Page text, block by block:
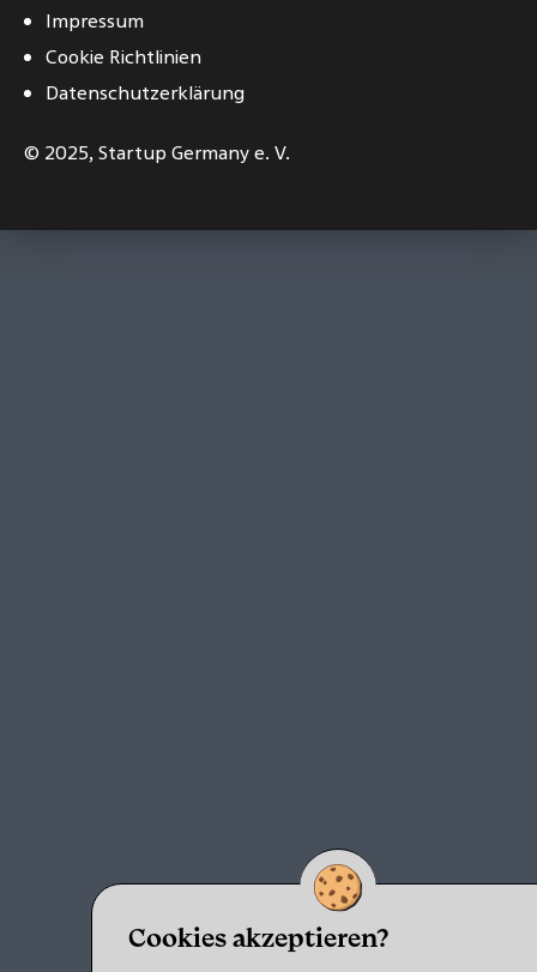
Impressum
Cookie Richtlinien
Datenschutzerklärung
© 2025,Startup Germany e. V.
Cookies akzeptieren?